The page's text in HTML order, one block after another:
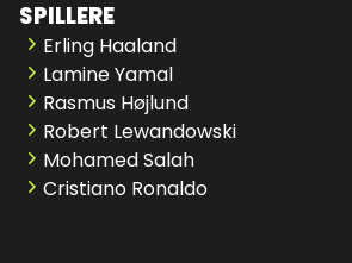
SPILLERE
Erling Haaland
Lamine Yamal
Rasmus Højlund
Robert Lewandowski
Mohamed Salah
Cristiano Ronaldo